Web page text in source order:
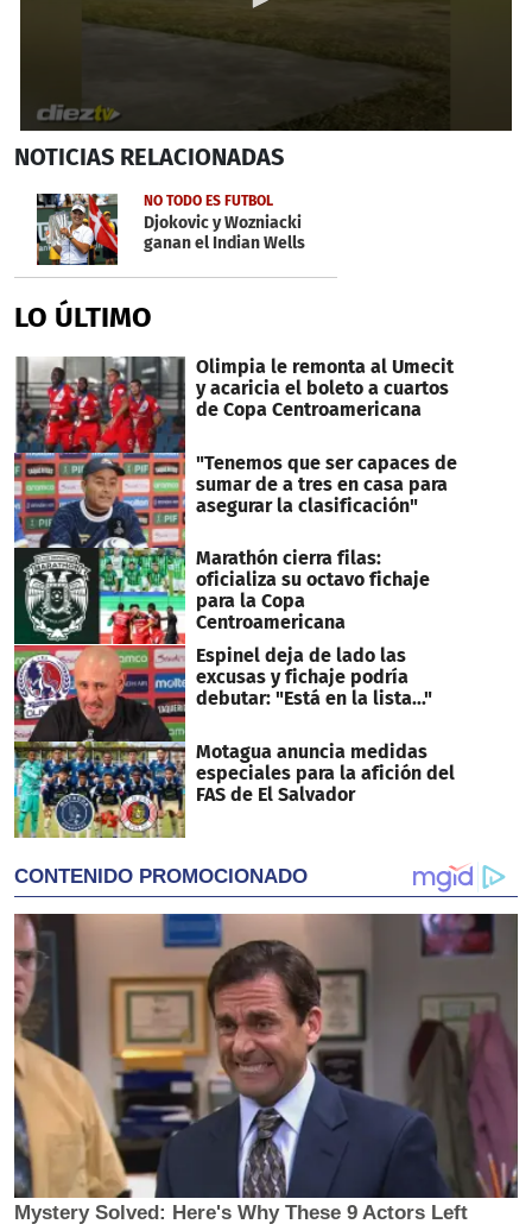
seconds
47
seconds
NOTICIAS RELACIONADAS
NO TODO ES FUTBOL
Djokovic y Wozniacki
ganan el Indian Wells
LO ÚLTIMO
Olimpia le remonta al Umecit
y acaricia el boleto a cuartos
de Copa Centroamericana
"Tenemos que ser capaces de
sumar de a tres en casa para
asegurar la clasificación"
Marathón cierra filas:
oficializa su octavo fichaje
para la Copa
Centroamericana
Espinel deja de lado las
excusas y fichaje podría
debutar: "Está en la lista..."
Motagua anuncia medidas
especiales para la afición del
FAS de El Salvador